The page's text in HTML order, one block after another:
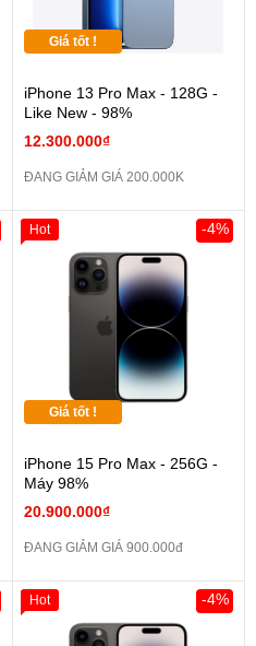
Giá tốt !
iPhone 13 Pro Max - 128G -
Like New - 98%
12.300.000₫
ĐANG GIẢM GIÁ 200.000K
Giá tốt !
iPhone 15 Pro Max - 256G -
Máy 98%
20.900.000₫
-4%
ĐANG GIẢM GIÁ 900.000đ
Hot
-4%
Hot